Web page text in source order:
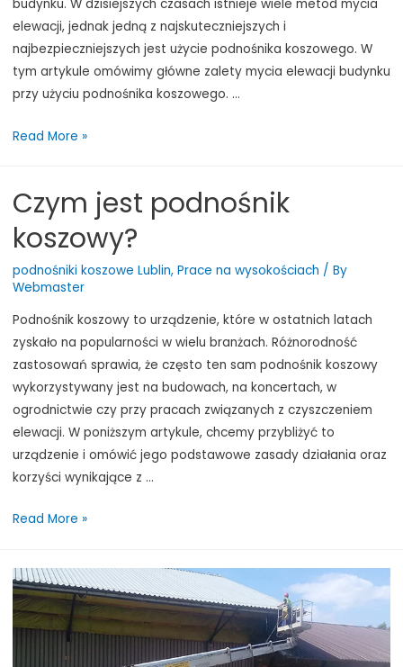
budynku. W dzisiejszych czasach istnieje wiele metod mycia
elewacji, jednak jedną z najskuteczniejszych i
najbezpieczniejszych jest użycie podnośnika koszowego. W
tym artykule omówimy główne zalety mycia elewacji budynku
przy użyciu podnośnika koszowego. …
Zalety
Budynku
przy
Użyciu
Podnośnika
Koszowego
Read More »
Czym jest podnośnik
koszowy?
podnośniki koszowe Lublin, Prace na wysokościach / By
Webmaster
Podnośnik koszowy to urządzenie, które w ostatnich latach
zyskało na popularności w wielu branżach. Różnorodność
zastosowań sprawia, że często ten sam podnośnik koszowy
wykorzystywany jest na budowach, na koncertach, w
ogrodnictwie czy przy pracach związanych z czyszczeniem
elewacji. W poniższym artykule, chcemy przybliżyć to
urządzenie i omówić jego podstawowe zasady działania oraz
korzyści wynikające z …
Czym
koszowy?
Read More »